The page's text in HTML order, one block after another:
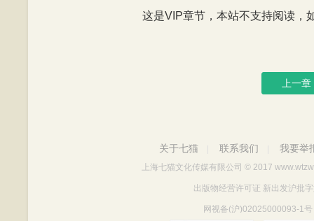
这是VIP章节，本站不支持阅读，
上一章
关于七猫 联系我们 我要举
上海七猫文化传媒有限公司 © 2017
出版物经营许可证 新出发沪批
网视备(沪)02025000093-1